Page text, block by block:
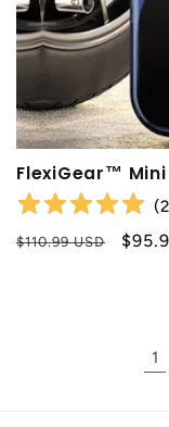
FlexiGear™
(
Prix
$110.99 USD
Prix
1